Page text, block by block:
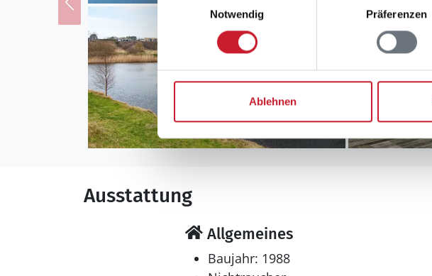
Notwendig
Präferenzen
Ablehnen
Ausstattung
Allgemeines
Baujahr: 1988